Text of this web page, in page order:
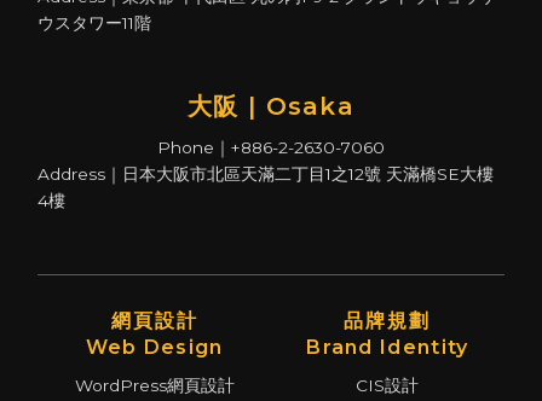
ウスタワー11階
大阪 | Osaka
Phone｜+886-2-2630-7060
Address｜日本大阪市北區天滿二丁目1之12號 天滿橋SE大樓
4樓
網頁設計
Web Design
WordPress網頁設計
品牌規劃
Brand Identity
CIS設計